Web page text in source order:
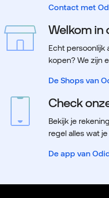
Contact met
Welkom in
Echt persoonlijk
kopen? We zijn
De Shops van
Check
Bekijk je
regel alles wat
De app van